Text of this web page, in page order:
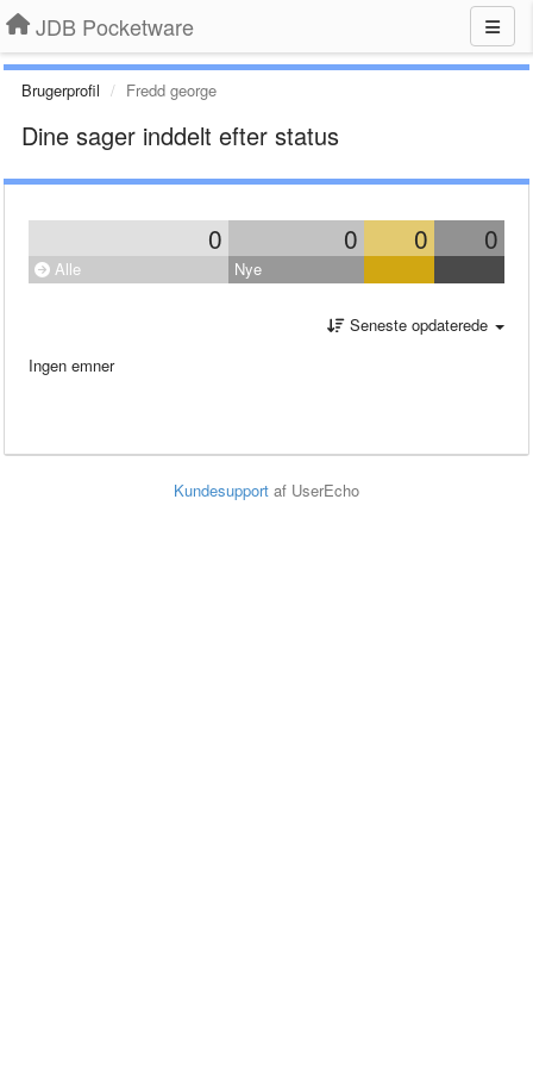
JDB Pocketware
Brugerprofil Fredd george
Dine sager inddelt efter status
0 0 0 0
Alle Nye
Seneste opdaterede
Ingen emner
Kundesupport af UserEcho